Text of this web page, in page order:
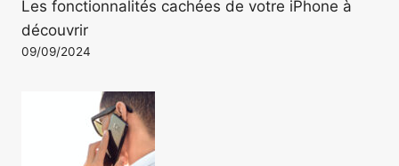
Les fonctionnalités cachées de votre iPhone à
découvrir
09/09/2024